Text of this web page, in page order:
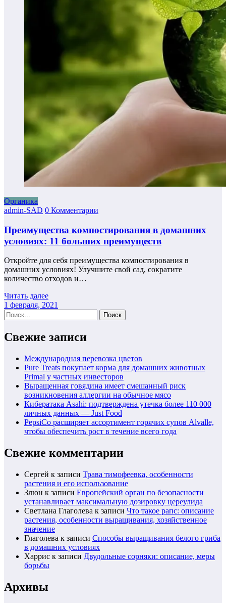
Органика
admin-SAD 0 Комментарии
Преимущества компостирования в домашних
условиях: 11 больших преимуществ
Откройте для себя преимущества компостирования в
домашних условиях! Улучшите свой сад, сократите
количество отходов и…
Читать далее
1 февраля, 2021
Найти:
Свежие записи
Международная перевозка цветов
Pure Treats покупает корма для домашних животных
Primal у частных инвесторов
Выращенная говядина имеет смешанный риск
возникновения аллергии на обычное мясо
Кибератака Asahi: подтверждена утечка более 110 000
личных данных — Just Food
PepsiCo расширяет ассортимент горячих супов Alvalle,
чтобы обеспечить рост в течение всего года
Свежие комментарии
Сергей к записи Трава тимофеевка, особенности
растения и его использование
Злюн к записи Европейский орган по безопасности
устанавливает максимальную дозировку цереулида
Светлана Глаголева к записи Что такое рапс: описание
растения, особенности выращивания, хозяйственное
значение
Глаголева к записи Способы выращивания белого гриба
в домашних условиях
Харрис к записи Двудольные сорняки: описание, меры
борьбы
Архивы